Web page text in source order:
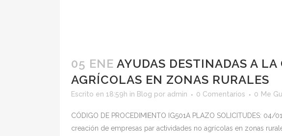
05 ENE AYUDAS DESTINADAS A
AGRÍCOLAS EN ZONAS RURALES
Escrito en 18:59h in Blog por admin 0 Comentarios 0 Me
CÓDIGO DE PROCEDIMIENTO IG501A PLAZO SOLICITUDES:
creación de empresas par actividades no agrícolas en zonas